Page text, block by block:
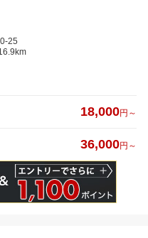
25
18,000円～
36,000円～